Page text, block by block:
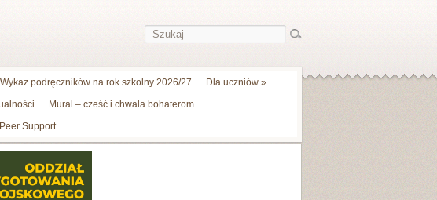
Wykaz podręczników na rok szkolny 2026/27 Dla uczniów »
Mural – cześć i chwała bohaterom
Peer Support